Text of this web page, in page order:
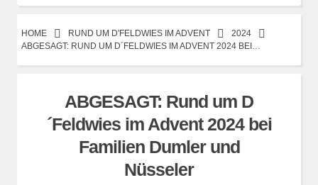
HOME RUND UM D'FELDWIES IM ADVENT
2024
ABGESAGT: RUND UM D´FELDWIES IM ADVENT 2024 BEI…
ABGESAGT: Rund um D
´Feldwies im Advent 2024 bei
Familien Dumler und
Nüsseler